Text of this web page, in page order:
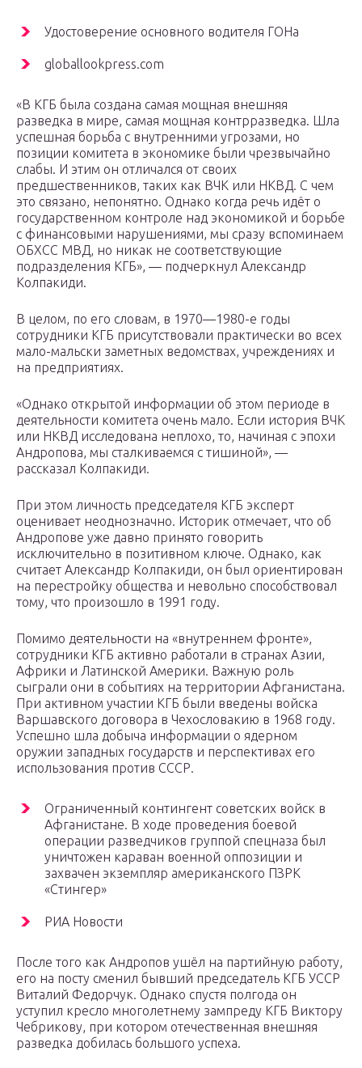
Удостоверение основного водителя ГОНа
globallookpress.com
«В КГБ была создана самая мощная внешняя
разведка в мире, самая мощная контрразведка. Шла
успешная борьба с внутренними угрозами, но
позиции комитета в экономике были чрезвычайно
слабы. И этим он отличался от своих
предшественников, таких как ВЧК или НКВД. С чем
это связано, непонятно. Однако когда речь идёт о
государственном контроле над экономикой и борьбе
с финансовыми нарушениями, мы сразу вспоминаем
ОБХСС МВД, но никак не соответствующие
подразделения КГБ», — подчеркнул Александр
Колпакиди.
В целом, по его словам, в 1970—1980-е годы
сотрудники КГБ присутствовали практически во всех
мало-мальски заметных ведомствах, учреждениях и
на предприятиях.
«Однако открытой информации об этом периоде в
деятельности комитета очень мало. Если история ВЧК
или НКВД исследована неплохо, то, начиная с эпохи
Андропова, мы сталкиваемся с тишиной», —
рассказал Колпакиди.
При этом личность председателя КГБ эксперт
оценивает неоднозначно. Историк отмечает, что об
Андропове уже давно принято говорить
исключительно в позитивном ключе. Однако, как
считает Александр Колпакиди, он был ориентирован
на перестройку общества и невольно способствовал
тому, что произошло в 1991 году.
Помимо деятельности на «внутреннем фронте»,
сотрудники КГБ активно работали в странах Азии,
Африки и Латинской Америки. Важную роль
сыграли они в событиях на территории Афганистана.
При активном участии КГБ были введены войска
Варшавского договора в Чехословакию в 1968 году.
Успешно шла добыча информации о ядерном
оружии западных государств и перспективах его
использования против СССР.
Ограниченный контингент советских войск в
Афганистане. В ходе проведения боевой
операции разведчиков группой спецназа был
уничтожен караван военной оппозиции и
захвачен экземпляр американского ПЗРК
«Стингер»
РИА Новости
После того как Андропов ушёл на партийную работу,
его на посту сменил бывший председатель КГБ УССР
Виталий Федорчук. Однако спустя полгода он
уступил кресло многолетнему зампреду КГБ Виктору
Чебрикову, при котором отечественная внешняя
разведка добилась большого успеха.